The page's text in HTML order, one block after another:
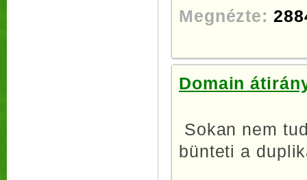
Megnézte:
Domain
Sokan nem
bünteti a